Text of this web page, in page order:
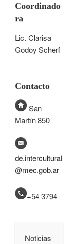
Coordinado
ra
Lic. Clarisa
Godoy Scherf
Contacto
San
Martín 850
de.intercultural
@mec.gob.ar
+54 3794
Noticias